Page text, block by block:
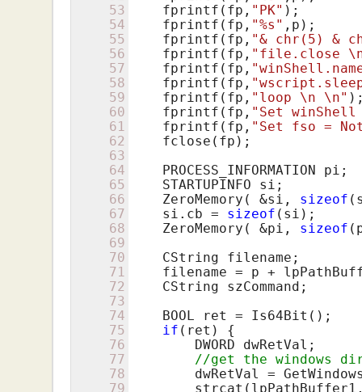
53
54
55
56
57
58
59
60
61
62
63
64
65
66
67
68
69
70
71
72
73
74
75
76
77
78
79
    fprintf(fp,
"PK" );
    fprintf(fp,
"%s" ,p);
    fprintf(fp,
"& chr(5) &
    fprintf(fp,
"file.close
    fprintf(fp,
    fprintf(fp,
    fprintf(fp,
"loop \n \n"
    fprintf(fp,
"Set
    fprintf(fp,
"Set fso =
    fclose(fp);
    PROCESS_INFORMATION pi;
    STARTUPINFO si;
    ZeroMemory( &si,
sizeof
    si.cb =
sizeof (si);
    ZeroMemory( &pi,
sizeof
    CString filename;
filename = p +
    CString szCommand;
    BOOL ret = Is64Bit();
if (ret) {
        DWORD dwRetVal;
//get the windows
dwRetVal =